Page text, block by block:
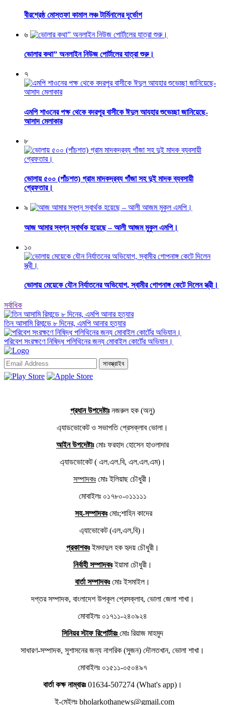
বীরশ্রেষ্ঠ মোস্তফা কামাল লঞ্চ টার্মিনালের দূর্ভোগ
৬
ভোলার কথা” অনলাইন নিউজ পোর্টালের যাত্রা শুরু।
৭
এমপি শাওনের পক্ষ থেকে বদরপুর বাসীকে ঈদুল আযহার শুভেচ্ছা জানিয়েছে-
আসাদ মেলাকার
৮
ভোলায় ৫০০ (পাঁচশত) গ্রাম মাদকদ্রব্য গাঁজা সহ দুই মাদক ব্যবসায়ী
গ্রেফতার।
৯
আজ আমার স্বপ্ন স্বার্থক হয়েছে – আলী আজম মুকুল এমপি।
১০
ভোলায় মেয়েকে যৌন নির্যাতনের অভিযোগ, স্বামীর গোপনাঙ্গ কেটে দিলেন স্ত্রী।
সর্বাধিক
তিন আসামি রিমান্ডে ৮ দিনের, এমপি আনার হত্যার
পরিবেশ সংরক্ষণে নিষিদ্ধ পলিথিনের জন্য মোবাইল কোর্টের অভিযান।
সাবস্ক্রাইব
প্রধান উপদেষ্টাঃনজরুল হক (অনু)
এ্যাডভোকেট ও সভাপতি প্রেসক্লাব ভোলা।
আইন উপদেষ্টাঃমোঃ ফরহাদ হোসেন হাওলাদার
এ্যাডভোকেট ( এল.এল.বি, এল.এল.এম)।
সম্পাদকঃ মোঃ ইলিয়াছ চৌধুরী।
মোবাইলঃ ০১৭৮০-০১১১১১
সহ-সম্পাদকঃমোঃ;শাহিন কাদের
এ্যাভোকেট (এল,এল,বি)।
প্রকাশকঃইমদাদুল হক হৃদয় চৌধুরী।
নির্বাহী সম্পাদকঃইয়ামা চৌধুরী।
বার্তা সম্পাদকঃমোঃ ইসমাইল।
দপ্তর সম্পাদক, বাংলাদেশ উপকূল প্রেসক্লাব, ভোলা জেলা শাখা।
মোবাইলঃ ০১৭১১-২৪০৯২৪
সিনিয়র স্টাফ রিপোর্টারঃমোঃ রিয়াজ মাহমুদ
সাধারণ-সম্পাদক, সুশাসনের জন্য নাগরিক (সুজন) দৌলতখান, ভোলা শাখা।
মোবাইলঃ ০১৫১১-০৫০৪৯৭
বার্তা কক্ষ নাম্বারঃ01634-507274 (What's app)।
ই-মেইলঃ bholarkothanews@gmail.com